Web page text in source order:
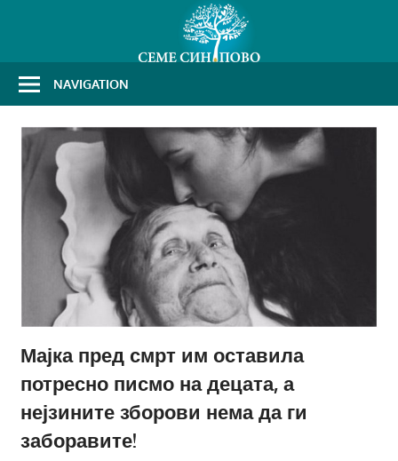
NAVIGATION
Мајка пред смрт им оставила
потресно писмо на децата, а
нејзините зборови нема да ги
заборавите!